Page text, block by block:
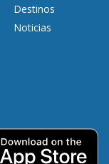
Destinos
Noticias